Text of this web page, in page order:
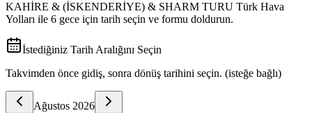
KAHİRE & (İSKENDERİYE) & SHARM TURU Türk Hava
Yolları ile 6 gece için tarih seçin ve formu doldurun.
İstediğiniz Tarih Aralığını Seçin
Takvimden önce gidiş, sonra dönüş tarihini seçin. (isteğe bağlı)
Ağustos 2026